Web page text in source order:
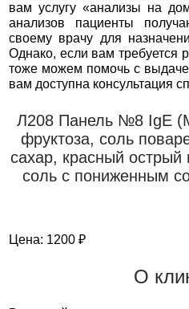
вам услугу «анализы на
анализов пациенты
своему врачу для
Однако, если вам требуется
тоже можем помочь с
вам доступна консультация
Л208 Панель №8 IgE
фруктоза, соль
сахар, красный
соль с пониженным
Цена: 1200 ₽
О